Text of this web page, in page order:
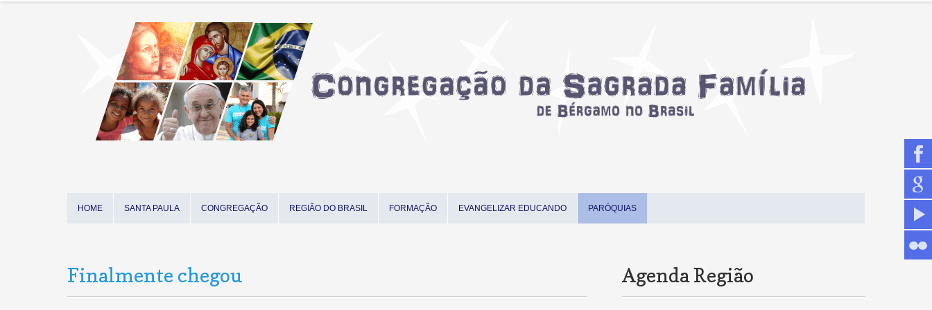
HOME SANTA PAULA CONGREGAÇÃO REGIÃO DO BRASIL FORMAÇÃO EVANGELIZAR EDUCANDO PARÓQUIAS
Finalmente chegou Agenda Região